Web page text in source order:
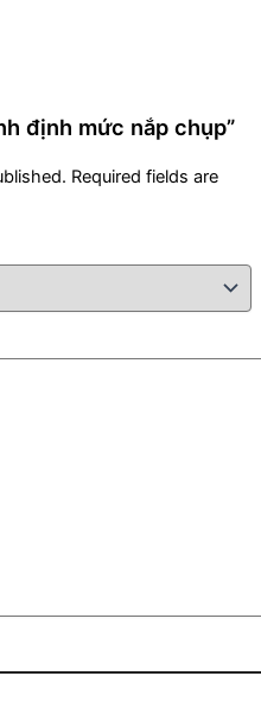
định mức nắp chụp”
Required fields are